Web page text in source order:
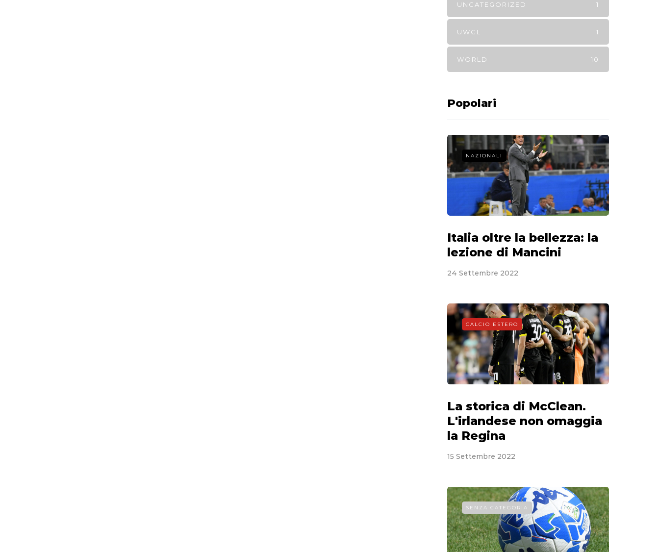
UNCATEGORIZED 1
UWCL 1
WORLD 10
Popolari
NAZIONALI
Italia oltre la bellezza: la
lezione di Mancini
24 Settembre 2022
CALCIO ESTERO
La storica di McClean.
L'irlandese non omaggia
la Regina
15 Settembre 2022
SENZA CATEGORIA